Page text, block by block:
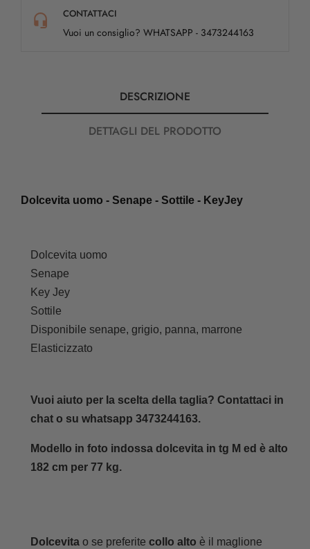
CONTATTACI
Vuoi un consiglio? WHATSAPP - 3473244163
DESCRIZIONE
DETTAGLI DEL PRODOTTO
Dolcevita uomo - Senape - Sottile - KeyJey
Dolcevita uomo
Senape
Key Jey
Sottile
Disponibile senape, grigio, panna, marrone
Elasticizzato
Vuoi aiuto per la scelta della taglia? Contattaci in
chat o su whatsapp 3473244163.
Modello in foto indossa dolcevita in tg M ed è alto
182 cm per 77 kg.
Dolcevita o se preferite collo alto è il maglione